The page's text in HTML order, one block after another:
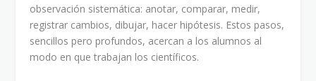
observación sistemática: anotar, comparar, medir,
registrar cambios, dibujar, hacer hipótesis. Estos pasos,
sencillos pero profundos, acercan a los alumnos al
modo en que trabajan los científicos.